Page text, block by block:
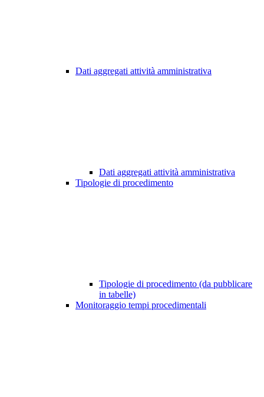
Dati aggregati attività amministrativa
Dati aggregati attività amministrativa
Tipologie di procedimento
Tipologie di procedimento (da pubblicare
in tabelle)
Monitoraggio tempi procedimentali